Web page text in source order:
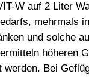
W auf 2 Liter
mehrmals
und solche
höheren
werden. Bei